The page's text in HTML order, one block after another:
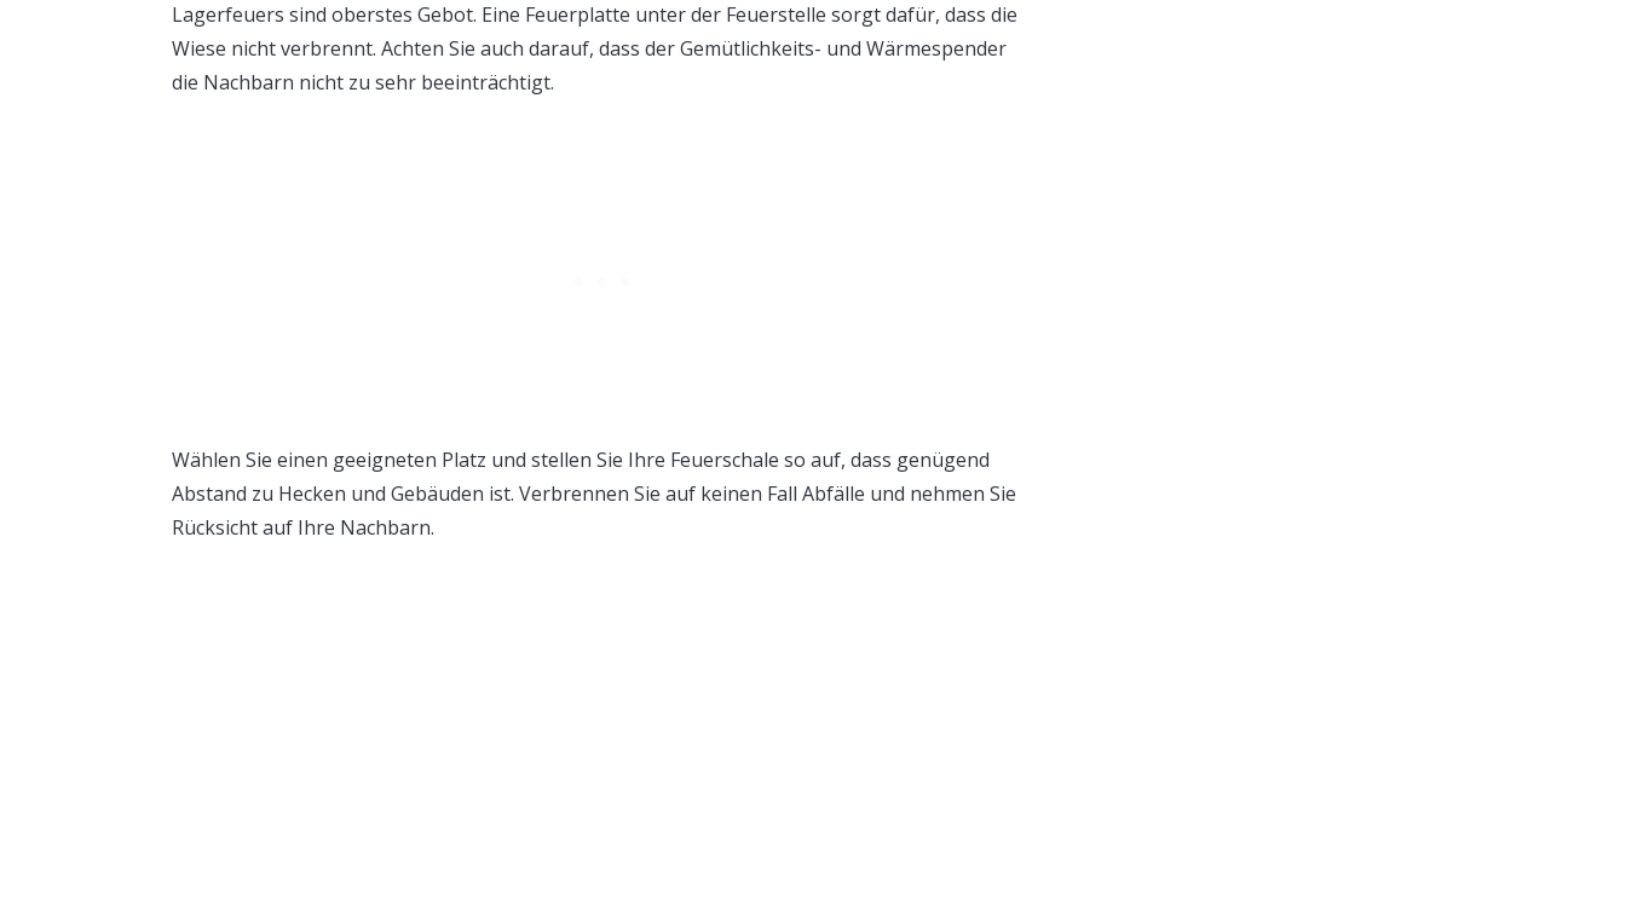
Lagerfeuers sind oberstes Gebot. Eine Feuerplatte unter der Feuerstelle sorgt dafür, dass die
Wiese nicht verbrennt. Achten Sie auch darauf, dass der Gemütlichkeits- und Wärmespender
die Nachbarn nicht zu sehr beeinträchtigt.
Wählen Sie einen geeigneten Platz und stellen Sie Ihre Feuerschale so auf, dass genügend
Abstand zu Hecken und Gebäuden ist. Verbrennen Sie auf keinen Fall Abfälle und nehmen Sie
Rücksicht auf Ihre Nachbarn.